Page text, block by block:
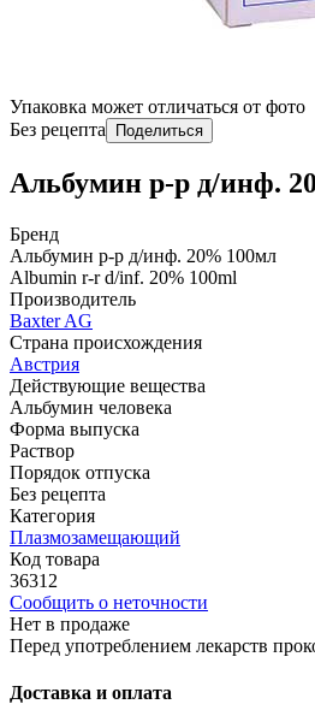
Упаковка может отличаться от фото
Без рецепта
Поделиться
Альбумин р-р д/инф.
Бренд
Альбумин р-р д/инф. 20% 100мл
Albumin r-r d/inf. 20% 100ml
Производитель
Baxter AG
Страна происхождения
Австрия
Действующие вещества
Альбумин человека
Форма выпуска
Раствор
Порядок отпуска
Без рецепта
Категория
Плазмозамещающий
Код товара
36312
Сообщить о неточности
Нет в продаже
Перед употреблением лекарств
Доставка и оплата